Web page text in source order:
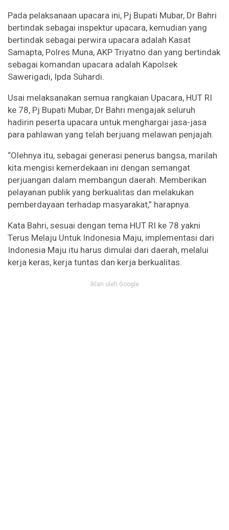
Pada pelaksanaan upacara ini, Pj Bupati Mubar, Dr Bahri
bertindak sebagai inspektur upacara, kemudian yang
bertindak sebagai perwira upacara adalah Kasat
Samapta, Polres Muna, AKP Triyatno dan yang bertindak
sebagai komandan upacara adalah Kapolsek
Sawerigadi, Ipda Suhardi.
Usai melaksanakan semua rangkaian Upacara, HUT RI
ke 78, Pj Bupati Mubar, Dr Bahri mengajak seluruh
hadirin peserta upacara untuk menghargai jasa-jasa
para pahlawan yang telah berjuang melawan penjajah.
“Olehnya itu, sebagai generasi penerus bangsa, marilah
kita mengisi kemerdekaan ini dengan semangat
perjuangan dalam membangun daerah. Memberikan
pelayanan publik yang berkualitas dan melakukan
pemberdayaan terhadap masyarakat,” harapnya.
Kata Bahri, sesuai dengan tema HUT RI ke 78 yakni
Terus Melaju Untuk Indonesia Maju, implementasi dari
Indonesia Maju itu harus dimulai dari daerah, melalui
kerja keras, kerja tuntas dan kerja berkualitas.
Iklan oleh Google